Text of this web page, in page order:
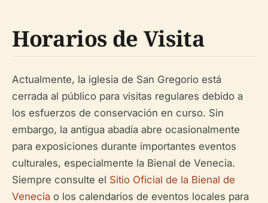
Horarios de Visita
Actualmente, la iglesia de San Gregorio está
cerrada al público para visitas regulares debido a
los esfuerzos de conservación en curso. Sin
embargo, la antigua abadía abre ocasionalmente
para exposiciones durante importantes eventos
culturales, especialmente la Bienal de Venecia.
Siempre consulte el Sitio Oficial de la Bienal de
Venecia o los calendarios de eventos locales para